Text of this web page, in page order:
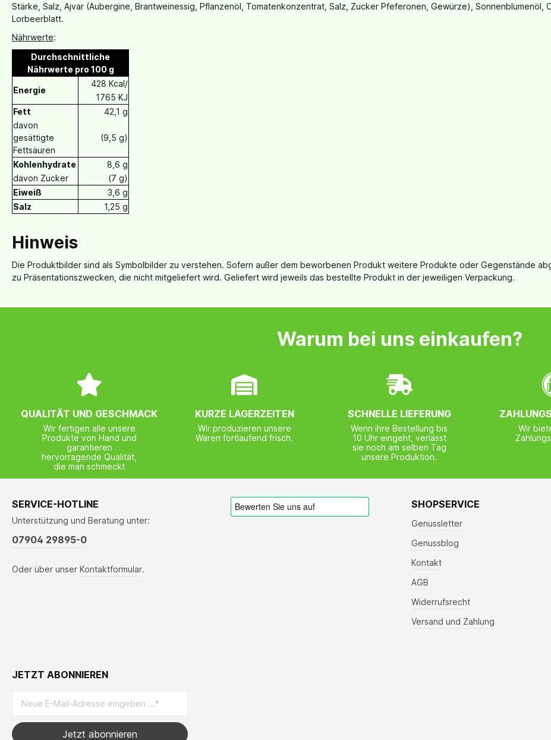
Stärke, Salz, Ajvar (Aubergine, Brantweinessig, Pflanzenöl, Tomatenkonzentrat, Salz, Zucker Pfeferonen, Gewürze), Sonnenblumenöl,
Lorbeerblatt.
Nährwerte:
Durchschnittliche
Nährwerte pro 100 g
Energie
428 Kcal/
1765 KJ
Fett
42,1 g
davon
gesättigte
Fettsäuren
(9,5 g)
Kohlenhydrate
8,6 g
davon Zucker
(7 g)
Eiweiß
3,6 g
Salz
1,25 g
Hinweis
Die Produktbilder sind als Symbolbilder zu verstehen. Sofern außer dem beworbenen Produkt weitere Produkte oder Gegenstände
zu Präsentationszwecken, die nicht mitgeliefert wird. Geliefert wird jeweils das bestellte Produkt in der jeweiligen Verpackung.
Warum bei uns einkaufen?
QUALITÄT UND GESCHMACK
Wir fertigen alle unsere
Produkte von Hand und
garantieren
hervorragende Qualität,
die man schmeckt
KURZE LAGERZEITEN
Wir produzieren unsere
Waren fortlaufend frisch.
SCHNELLE LIEFERUNG
Wenn ihre Bestellung bis
10 Uhr eingeht, verlässt
sie noch am selben Tag
unsere Produktion.
Wir
SERVICE-HOTLINE
Unterstützung und Beratung unter:
07904 29895-0
Oder über unser Kontaktformular.
SHOPSERVICE
Genussletter
Genussblog
Kontakt
AGB
Widerrufsrecht
Versand und Zahlung
JETZT ABONNIEREN
Jetzt abonnieren